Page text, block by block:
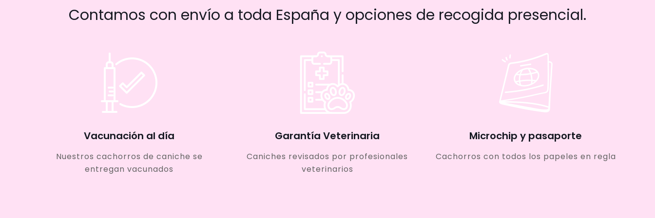
Contamos con envío a toda España y opciones de recogida presencial.
Vacunación al día
Nuestros cachorros de caniche se
entregan vacunados
Garantía Veterinaria
Caniches revisados por profesionales
veterinarios
Microchip y pasaporte
Cachorros con todos los papeles en regla